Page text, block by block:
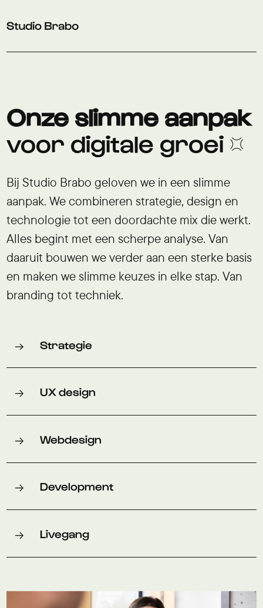
Onze slimme aanpak
voor digitale groei 💢
Bij Studio Brabo geloven we in een slimme
aanpak. We combineren strategie, design en
technologie tot een doordachte mix die werkt.
Alles begint met een scherpe analyse. Van
daaruit bouwen we verder aan een sterke basis
en maken we slimme keuzes in elke stap. Van
branding tot techniek.
Strategie
UX design
Webdesign
Development
Livegang